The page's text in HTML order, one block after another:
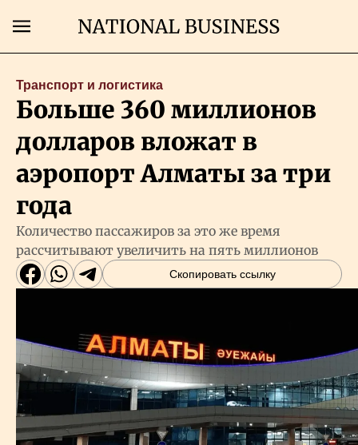
Главная
Бизнес
Рынки
Власть
Геополитика
Транспорт и логистика
Больше 360 миллионов
долларов вложат в
аэропорт Алматы за три
года
Количество пассажиров за это же время
рассчитывают увеличить на пять миллионов
Скопировать ссылку